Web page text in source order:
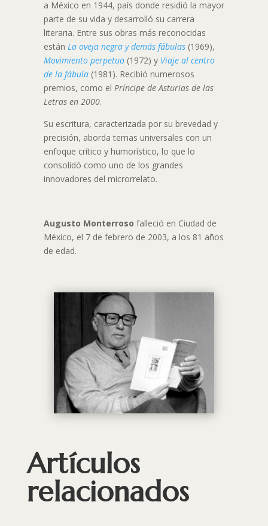
a México en 1944, país donde residió la mayor
parte de su vida y desarrolló su carrera
literaria. Entre sus obras más reconocidas
están La oveja negra y demás fábulas(1969),
Movimiento perpetuo(1972) y Viaje al centro
de la fábula(1981). Recibió numerosos
premios, como el Príncipe de Asturias de las
Letras en 2000.
Su escritura, caracterizada por su brevedad y
precisión, aborda temas universales con un
enfoque crítico y humorístico, lo que lo
consolidó como uno de los grandes
innovadores del microrrelato.
Augusto Monterroso falleció en Ciudad de
México, el 7 de febrero de 2003, a los 81 años
de edad.
Artículos
relacionados